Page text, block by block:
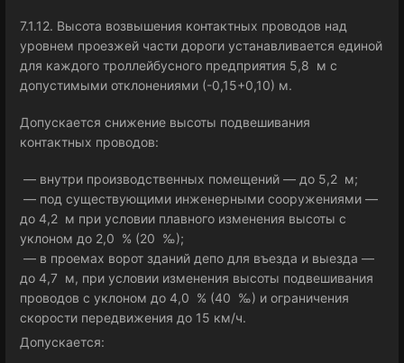
7.1.12. Высота возвышения контактных проводов над
уровнем проезжей части дороги устанавливается единой
для каждого троллейбусного предприятия 5,8 м с
допустимыми отклонениями (-0,15+0,10) м.
Допускается снижение высоты подвешивания
контактных проводов:
— внутри производственных помещений — до 5,2 м;
— под существующими инженерными сооружениями —
до 4,2 м при условии плавного изменения высоты с
уклоном до 2,0 % (20 ‰);
— в проемах ворот зданий депо для въезда и выезда —
до 4,7 м, при условии изменения высоты подвешивания
проводов с уклоном до 4,0 % (40 ‰) и ограничения
скорости передвижения до 15 км/ч.
Допускается: